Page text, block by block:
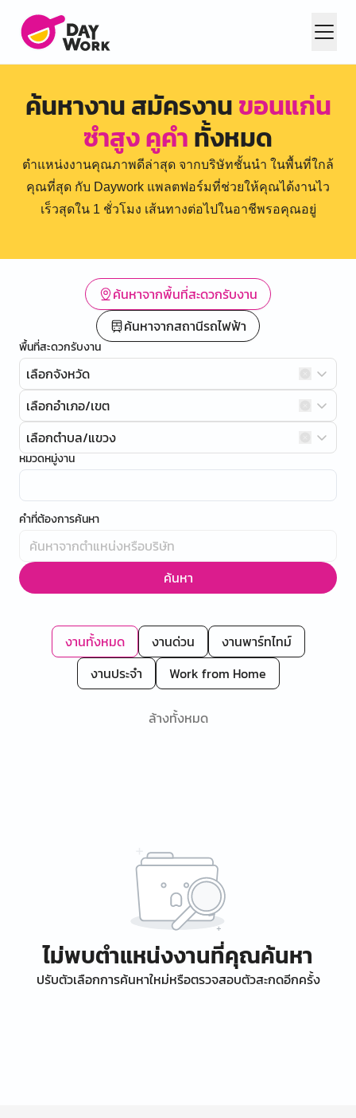
ค้นหางาน สมัครงานขอนแก่น
ซำสูง คูคำทั้งหมด
ตำแหน่งงานคุณภาพดีล่าสุด จากบริษัทชั้นนำ ในพื้นที่ใกล้
คุณที่สุด กับ Daywork แพลตฟอร์มที่ช่วยให้คุณได้งานไว
เร็วสุดใน 1 ชั่วโมง เส้นทางต่อไปในอาชีพรอคุณอยู่
ค้นหาจากพื้นที่สะดวกรับงาน
ค้นหาจากสถานีรถไฟฟ้า
พื้นที่สะดวกรับงาน
เลือกจังหวัด
เลือกอำเภอ/เขต
เลือกตำบล/แขวง
หมวดหมู่งาน
คำที่ต้องการค้นหา
ค้นหา
งานทั้งหมด งานด่วน
งานพาร์ทไทม์
งานประจำ
Work from Home
ล้างทั้งหมด
ไม่พบตำแหน่งงานที่คุณค้นหา
ปรับตัวเลือกการค้นหาใหม่หรือตรวจสอบตัวสะกดอีกครั้ง